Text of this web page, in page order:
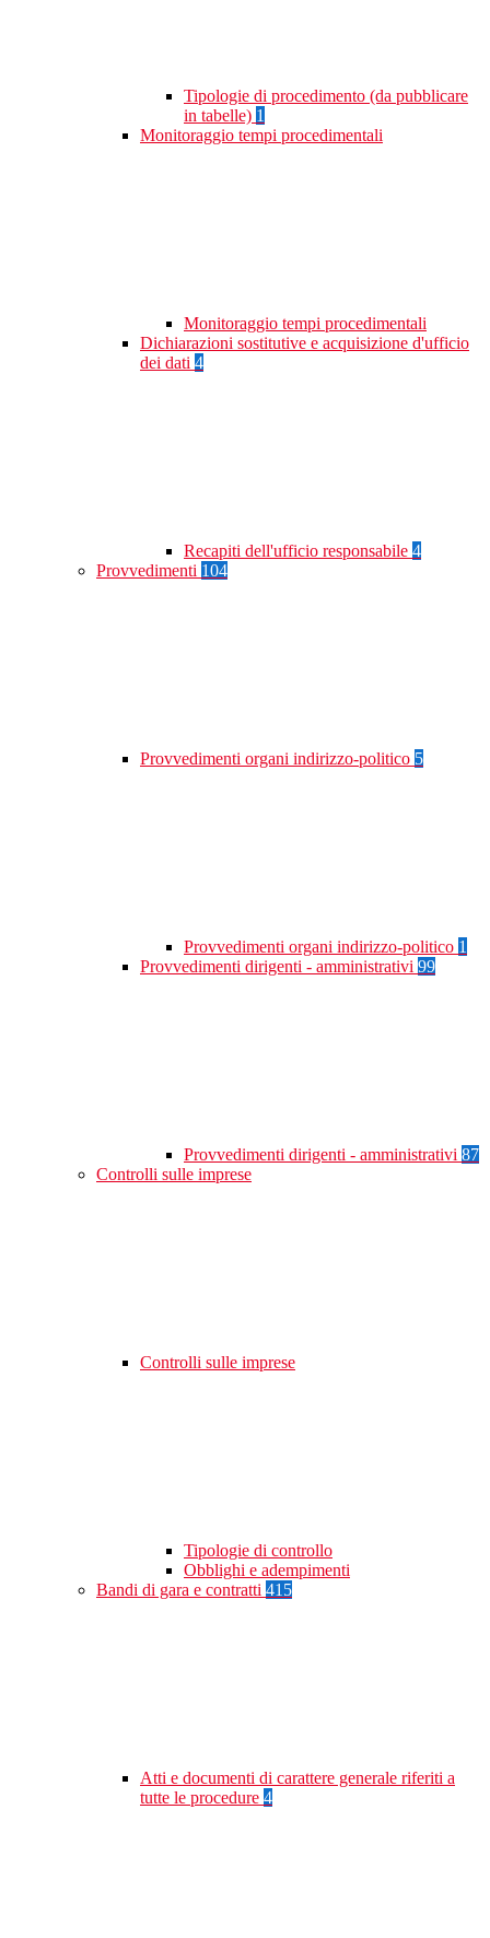
Tipologie di procedimento (da pubblicare
in tabelle) 1
Monitoraggio tempi procedimentali
Monitoraggio tempi procedimentali
Dichiarazioni sostitutive e acquisizione d'ufficio
dei dati 4
Recapiti dell'ufficio responsabile 4
Provvedimenti 104
Provvedimenti organi indirizzo-politico 5
Provvedimenti organi indirizzo-politico 1
Provvedimenti dirigenti - amministrativi 99
Provvedimenti dirigenti - amministrativi 87
Controlli sulle imprese
Controlli sulle imprese
Tipologie di controllo
Obblighi e adempimenti
Bandi di gara e contratti 415
Atti e documenti di carattere generale riferiti a
tutte le procedure 4